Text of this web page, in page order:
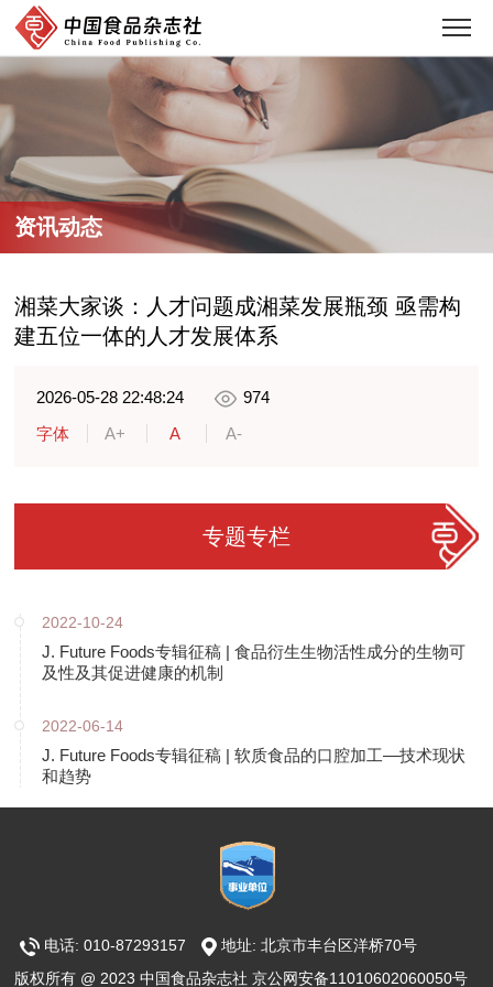
资讯动态
湘菜大家谈：人才问题成湘菜发展瓶颈 亟需构
建五位一体的人才发展体系
2026-05-28 22:48:24
974
字体
A+ A A-
专题专栏
2022-10-24
J. Future Foods专辑征稿 | 食品衍生生物活性成分的生物可
及性及其促进健康的机制
2022-06-14
J. Future Foods专辑征稿 | 软质食品的口腔加工—技术现状
和趋势
电话: 010-87293157
地址: 北京市丰台区洋桥70号
版权所有 @ 2023 中国食品杂志社 京公网安备11010602060050号